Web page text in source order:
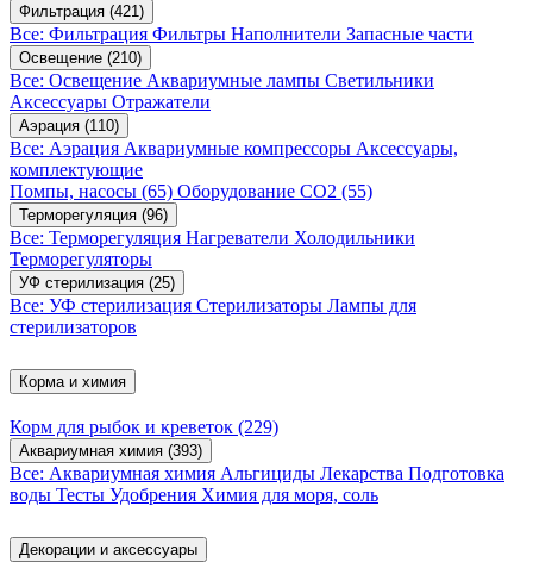
Фильтрация (421)
Все: Фильтрация Фильтры Наполнители Запасные части
Освещение (210)
Все: Освещение Аквариумные лампы Светильники
Аксессуары Отражатели
Аэрация (110)
Все: Аэрация Аквариумные компрессоры Аксессуары,
комплектующие
Помпы, насосы (65) Оборудование CO2 (55)
Терморегуляция (96)
Все: Терморегуляция Нагреватели Холодильники
Терморегуляторы
УФ стерилизация (25)
Все: УФ стерилизация Стерилизаторы Лампы для
стерилизаторов
Корма и химия
Корм для рыбок и креветок (229)
Аквариумная химия (393)
Все: Аквариумная химия Альгициды Лекарства Подготовка
воды Тесты Удобрения Химия для моря, соль
Декорации и аксессуары